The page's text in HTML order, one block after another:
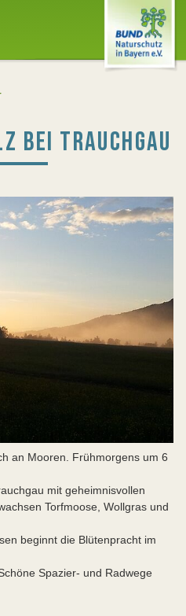
BEI TRAUCHGAU
an Mooren. Frühmorgens um 6
mit geheimnisvollen
Torfmoose, Wollgras und
beginnt die Blütenpracht im
Spazier- und Radwege